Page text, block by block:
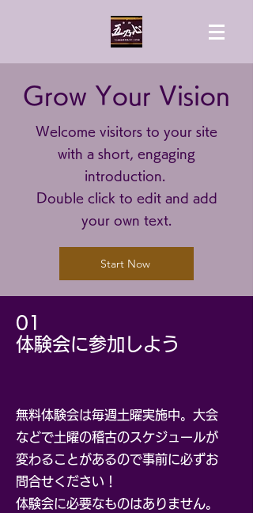
Grow Your Vision
Welcome visitors to your site
with a short, engaging
introduction.
Double click to edit and add
your own text.
Start Now
​01
​体験会に参加しよう
無料体験会は毎週土曜実施中。大会
などで土曜の稽古のスケジュールが
変わることがあるので事前に必ずお
問合せください！
体験会に必要なものはありません。